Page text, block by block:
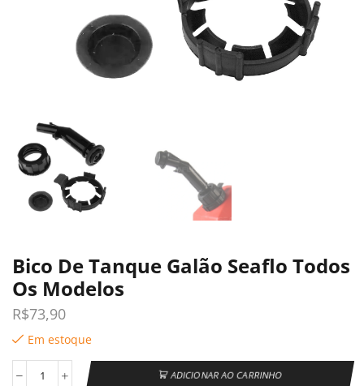
Bico De Tanque Galão Seaflo Todos
Os Modelos
R$73,90
Em estoque
ADICIONAR AO CARRINHO